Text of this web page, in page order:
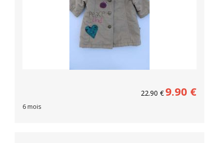
22.90 € 9.90 €
6 mois